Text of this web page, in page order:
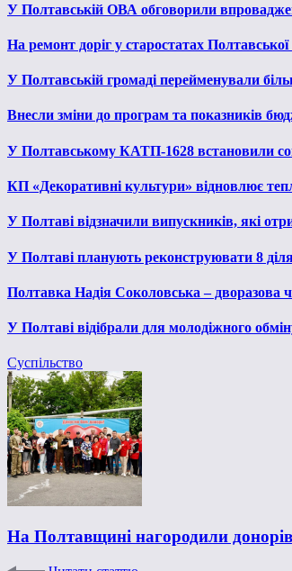
У Полтавській ОВА обговорили
На ремонт доріг у старостатах
У Полтавській громаді перейменували
Внесли зміни до програм та показників
У Полтавському КАТП-1628 встановили
КП «Декоративні культури» відновлює
У Полтаві відзначили випускників, які
У Полтаві планують реконструювати 8
Полтавка Надія Соколовська – дворазова
У Полтаві відібрали для молодіжного
Суспільство
На Полтавщині нагородили донорів